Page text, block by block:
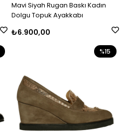
Mavi Siyah Rugan Baskı Kadın
Dolgu Topuk Ayakkabı
₺6.900,00
%15